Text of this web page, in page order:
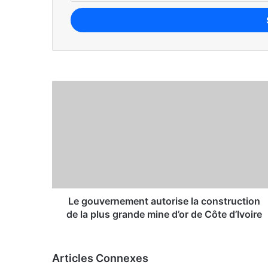
3 semaines il y a
Le gouvernement autorise la construction
de la plus grande mine d’or de Côte d’Ivoire
Articles Connexes